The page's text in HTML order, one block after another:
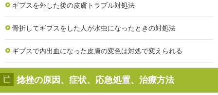
ギプスを外した後の皮膚トラブル対処法
骨折してギプスをした人が水虫になったときの対処法
ギプスで内出血になった皮膚の変色は対処で変えられる
捻挫の原因、症状、応急処置、治療方法